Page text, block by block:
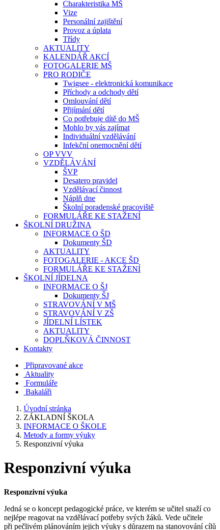
Charakteristika MŠ
Vize
Personální zajištění
Provoz a úplata
Třídy
AKTUALITY
KALENDÁŘ AKCÍ
FOTOGALERIE MŠ
PRO RODIČE
Twigsee - elektronická komunikace
Příchody a odchody dětí
Omlouvání dětí
Přijímání dětí
Co potřebuje dítě do MŠ
Mohlo by vás zajímat
Individuální vzdělávání
Infekční onemocnění dětí
OP VVV
VZDĚLÁVÁNÍ
ŠVP
Desatero pravidel
Vzdělávací činnost
Náplň dne
Školní poradenské pracoviště
FORMULÁŘE KE STAŽENÍ
ŠKOLNÍ DRUŽINA
INFORMACE O ŠD
Dokumenty ŠD
AKTUALITY
FOTOGALERIE - AKCE ŠD
FORMULÁŘE KE STAŽENÍ
ŠKOLNÍ JÍDELNA
INFORMACE O ŠJ
Dokumenty ŠJ
STRAVOVÁNÍ V MŠ
STRAVOVÁNÍ V ZŠ
JÍDELNÍ LÍSTEK
AKTUALITY
DOPLŇKOVÁ ČINNOST
Kontakty
Připravované akce
Aktuality
Formuláře
Bakaláři
Úvodní stránka
ZÁKLADNÍ ŠKOLA
INFORMACE O ŠKOLE
Metody a formy výuky
Responzivní výuka
Responzivní výuka
Responzivní výuka
Jedná se o koncept pedagogické práce, ve kterém se učitel snaží co
nejlépe reagovat na vzdělávací potřeby svých žáků. Vede učitele
při pečlivém plánováním jejich výuky s důrazem na stanovování cílů